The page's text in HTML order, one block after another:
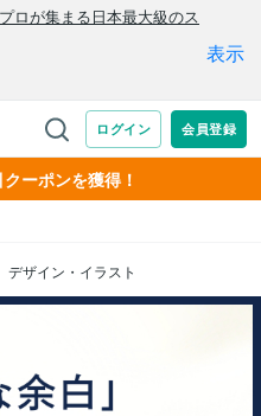
ーポンを獲得！
デザイン・イラスト